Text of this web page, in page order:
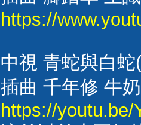
https://
中視 青蛇與白蛇
插曲 千年修 牛
https://youtu.be/